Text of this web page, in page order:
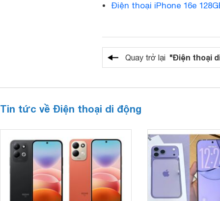
Điện thoại iPhone 16e
Quay trở lại "Điện thoại
Tin tức về Điện thoại di động